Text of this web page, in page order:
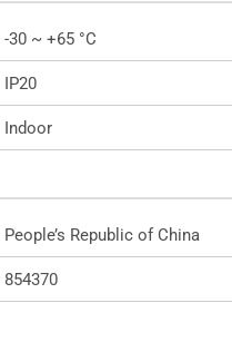
-30 ~ +65 °C
IP20
Indoor
People’s Republic of China
854370